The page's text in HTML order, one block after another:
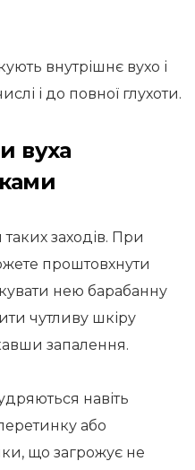
внутрішнє вухо і
і до повної глухоти.
вуха
заходів. При
проштовхнути
нею барабанну
чутливу шкіру
запалення.
навіть
або
що загрожує не